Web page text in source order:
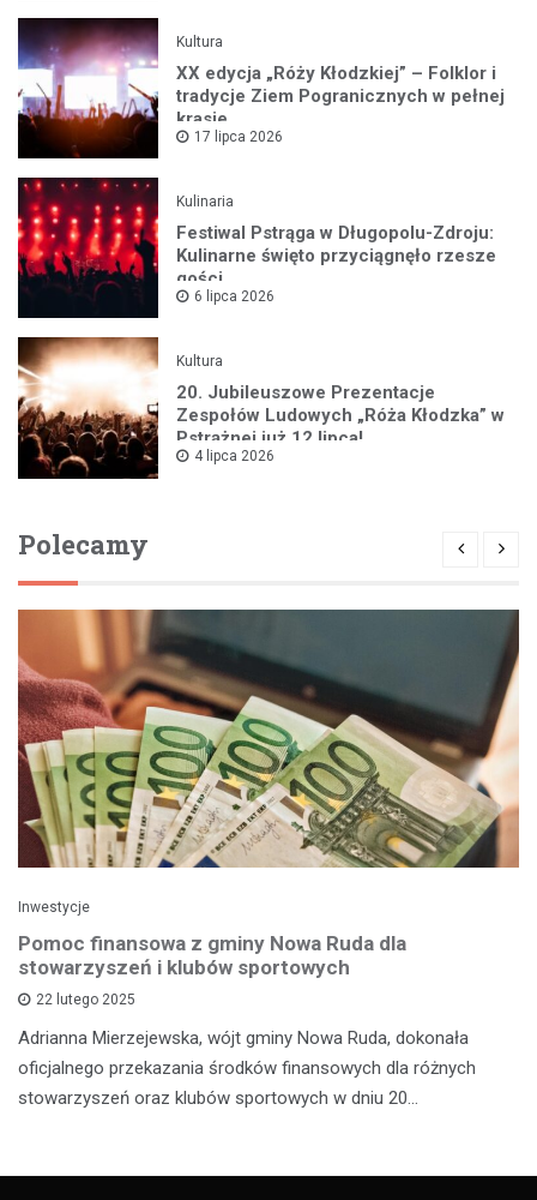
Kultura
XX edycja „Róży Kłodzkiej” – Folklor i
tradycje Ziem Pogranicznych w pełnej
krasie
17 lipca 2026
Kulinaria
Festiwal Pstrąga w Długopolu-Zdroju:
Kulinarne święto przyciągnęło rzesze
gości
6 lipca 2026
Kultura
20. Jubileuszowe Prezentacje
Zespołów Ludowych „Róża Kłodzka” w
Pstrążnej już 12 lipca!
4 lipca 2026
Polecamy
Inwestycje
Pomoc finansowa z gminy Nowa Ruda dla
stowarzyszeń i klubów sportowych
22 lutego 2025
Adrianna Mierzejewska, wójt gminy Nowa Ruda, dokonała
oficjalnego przekazania środków finansowych dla różnych
stowarzyszeń oraz klubów sportowych w dniu 20…